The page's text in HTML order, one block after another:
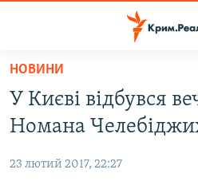
Перейти
основного
матеріалу
до
ПОЛІТИКА
НОВИНИ
У Києві відбувся
Номана
23 лютий 2017, 22:27